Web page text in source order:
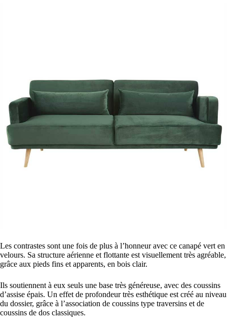
Les contrastes sont une fois de plus à l’honneur avec ce canapé vert en
velours. Sa structure aérienne et flottante est visuellement très agréable,
grâce aux pieds fins et apparents, en bois clair.
Ils soutiennent à eux seuls une base très généreuse, avec des coussins
d’assise épais. Un effet de profondeur très esthétique est créé au niveau
du dossier, grâce à l’association de coussins type traversins et de
coussins de dos classiques.